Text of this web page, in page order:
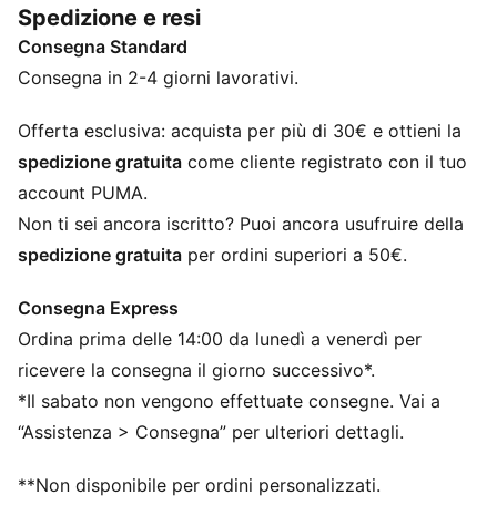
grazioso dettaglio di design sul cinturino a strappo.
CARATTERISTICHE + VANTAGGI
La tomaia delle scarpe è realizzata con almeno il 30%
10% di materiali riciclati
DETTAGLI
Larghezza regolare
Chiusura a strappo
Loghi PUMA
da zero a quattro anni
Spedizione e resi
Consegna Standard
Consegna in 2-4 giorni lavorativi.
Offerta esclusiva: acquista per più di 30€ e ottieni la
spedizione gratuita come cliente registrato con il tuo
account PUMA.
Non ti sei ancora iscritto? Puoi ancora usufruire della
spedizione gratuita per ordini superiori a 50€.
Consegna Express
Ordina prima delle 14:00 da lunedì a venerdì per
ricevere la consegna il giorno successivo*.
*Il sabato non vengono effettuate consegne. Vai a
“Assistenza > Consegna” per ulteriori dettagli.
**Non disponibile per ordini personalizzati.